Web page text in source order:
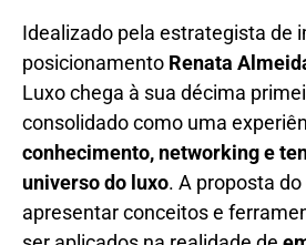
Idealizado pela estrategista de
posicionamento Renata
Luxo chega à sua décima
consolidado como uma
conhecimento, networking e
universo do luxo. A proposta
apresentar conceitos e